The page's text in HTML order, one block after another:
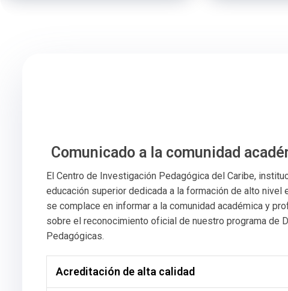
Comunicado a la comunidad
El Centro de Investigación Pedagógica del Caribe,
educación superior dedicada a la formación de alto nivel
se complace en informar a la comunidad académica y
sobre el reconocimiento oficial de nuestro programa de
Pedagógicas.
Acreditación de alta calidad